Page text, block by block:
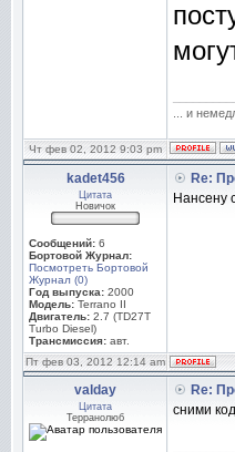
... и
Чт фев 02, 2012 9:03 pm
kadet456
Цитата
Новичок
Сообщений: 6
Бортовой Журнал:
Посмотреть Бортовой
Журнал (0)
Год выпуска: 2000
Модель: Terrano II
Двигатель: 2.7 (TD27T
Turbo Diesel)
Трансмиссия: авт.
Re:
Нансену
Пт фев 03, 2012 12:14 am
valday
Цитата
Терранолюб
Re:
сними